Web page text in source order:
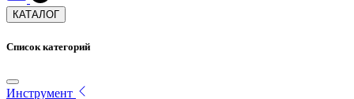
КАТАЛОГ
Список категорий
Инструмент